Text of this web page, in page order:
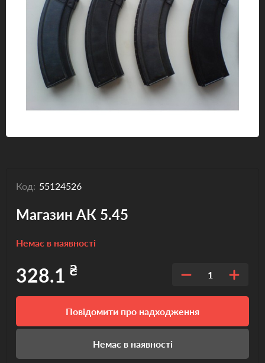
Дрони (БПЛА)
Подарункові Сертифікати
Код: 55124526
Магазин АК 5.45
Немає в наявності
328.1 ₴ 1
Повідомити про надходження
Немає в наявності